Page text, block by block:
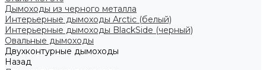
Дымоходы из черного металла
Интерьерные дымоходы Arctic (белый)
Интерьерные дымоходы BlackSide (черный)
Овальные дымоходы
Двухконтурные дымоходы
Назад